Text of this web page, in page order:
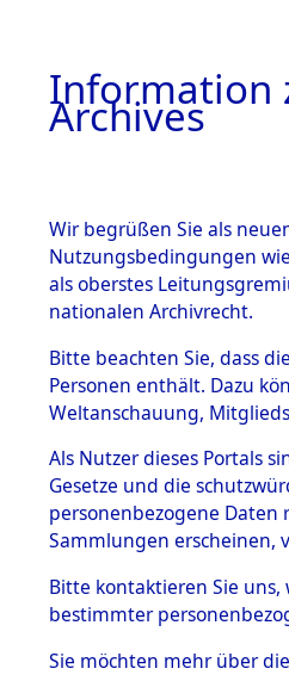
BESTÄNDE
1.
Inhaftierungsdoku
mente
1.2.9 Beim ITS
Effekten
1.2.9.1
Effekten aus
dem KZ
Dachau
1.2.9.2
Effekten aus
dem KZ
Bayerisches
Information
Archives
Wir begrüßen Sie als
Nutzungsbedingungen
als oberstes
nationalen Archivrecht.
Bitte beachten Sie, dass
Personen enthält. Dazu
Weltanschauung,
Als Nutzer dieses Portals
Gesetze und die
personenbezogene
Sammlungen erscheinen,
Bitte kontaktieren Sie
bestimmter
Sie möchten mehr über